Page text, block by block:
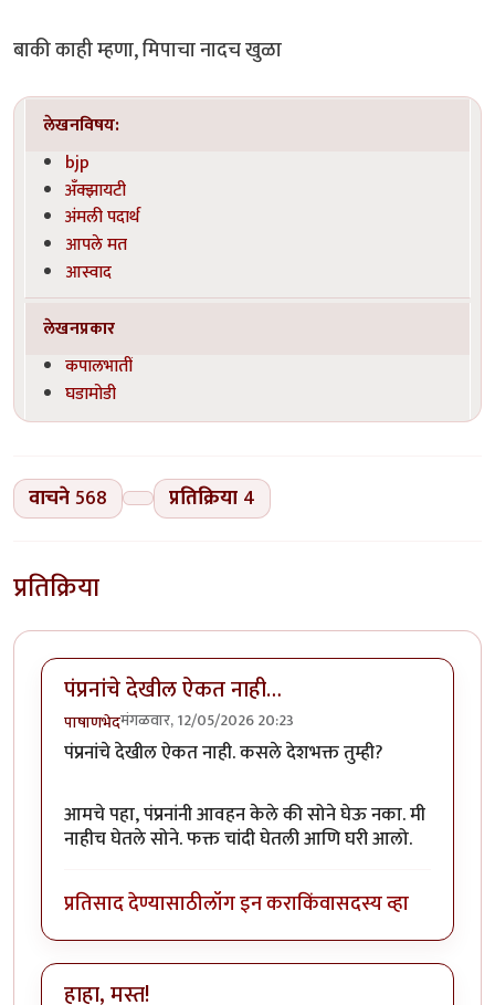
बाकी काही म्हणा, मिपाचा नादच खुळा
लेखनविषय:
bjp
अँक्झायटी
अंमली पदार्थ
आपले मत
आस्वाद
लेखनप्रकार
कपालभातीं
घडामोडी
वाचने568 प्रतिक्रिया 4
प्रतिक्रिया
पंप्रनांचे देखील ऐकत नाही…
पाषाणभेदमंगळवार, 12/05/2026 20:23
पंप्रनांचे देखील ऐकत नाही. कसले देशभक्त तुम्ही?
आमचे पहा, पंप्रनांनी आवहन केले की सोने घेऊ नका. मी
नाहीच घेतले सोने. फक्त चांदी घेतली आणि घरी आलो.
प्रतिसाद देण्यासाठीलॉग इन कराकिंवासदस्य व्हा
हाहा, मस्त!